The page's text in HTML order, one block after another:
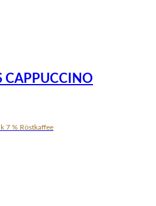
CAPPUCCINO
7 % Röstkaffee